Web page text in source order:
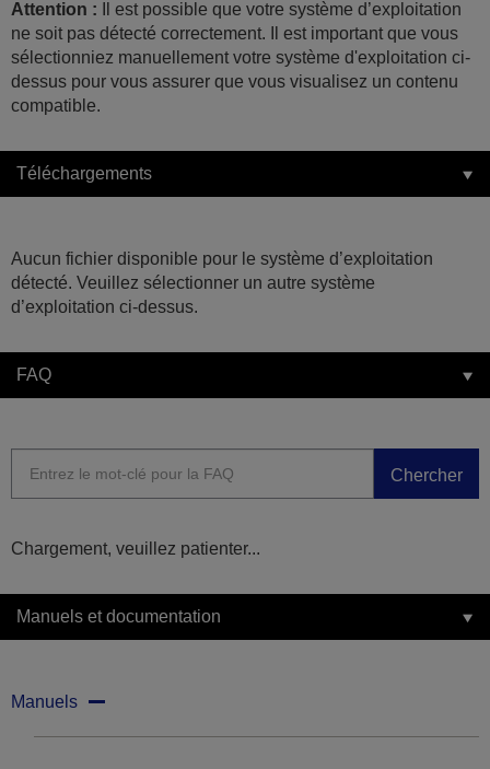
Attention : Il est possible que votre système d’exploitation
ne soit pas détecté correctement. Il est important que vous
sélectionniez manuellement votre système d'exploitation ci-
dessus pour vous assurer que vous visualisez un contenu
compatible.
Téléchargements
Aucun fichier disponible pour le système d’exploitation
détecté. Veuillez sélectionner un autre système
d’exploitation ci-dessus.
FAQ
Chercher
Chargement, veuillez patienter...
Manuels et documentation
Manuels